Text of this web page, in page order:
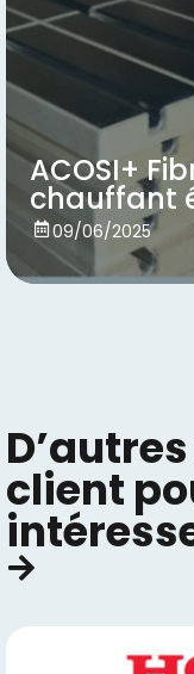
ACOSI+
chauffant
09/06/2025
Voir
client